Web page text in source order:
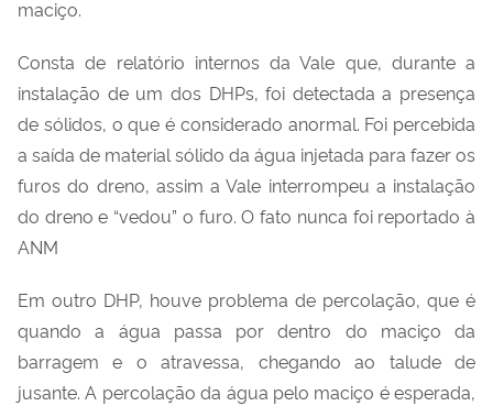
maciço.
Consta de relatório internos da Vale que, durante a
instalação de um dos DHPs, foi detectada a presença
de sólidos, o que é considerado anormal. Foi percebida
a saída de material sólido da água injetada para fazer os
furos do dreno, assim a Vale interrompeu a instalação
do dreno e “vedou” o furo. O fato nunca foi reportado à
ANM
Em outro DHP, houve problema de percolação, que é
quando a água passa por dentro do maciço da
barragem e o atravessa, chegando ao talude de
jusante. A percolação da água pelo maciço é esperada,